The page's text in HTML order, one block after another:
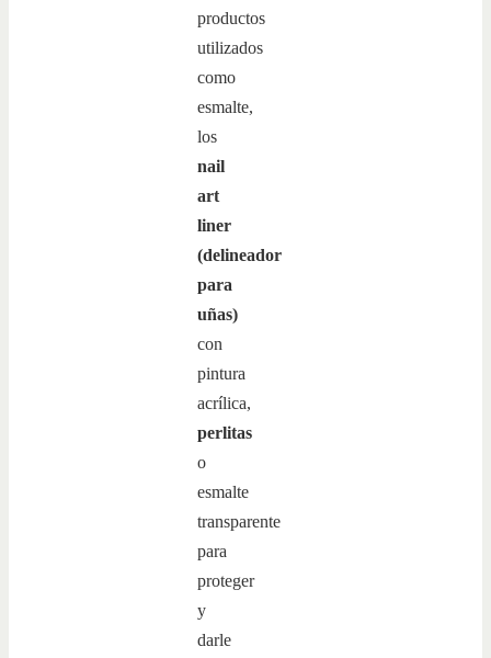
productos
utilizados
como
esmalte,
los
nail
art
liner
(delineador
para
uñas)
con
pintura
acrílica,
perlitas
o
esmalte
transparente
para
proteger
y
darle